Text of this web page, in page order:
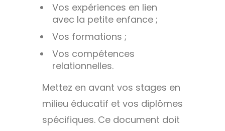
Vos expériences en lien
avec la petite enfance ;
Vos formations ;
Vos compétences
relationnelles.
Mettez en avant vos stages en
milieu éducatif et vos diplômes
spécifiques. Ce document doit